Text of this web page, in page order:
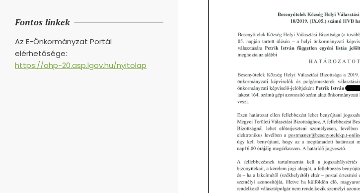
Fontos linkek
Az E-Önkormányzat Portál
elérhetősége:
https://ohp-20.asp.lgov.hu/nyitolap